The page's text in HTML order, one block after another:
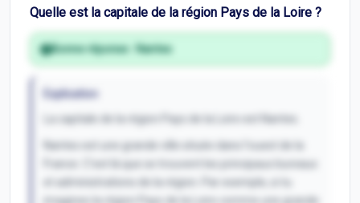
Quelle est la capitale de la région Pays de la Loire ?
Bonne réponse : Nantes
Explication
La capitale de la région Pays de la Loire est Nantes.
Nantes est une grande ville située dans l'ouest de la
France. C'est là que se trouvent les principaux bureaux
et administrations de la région. Par exemple, si tu